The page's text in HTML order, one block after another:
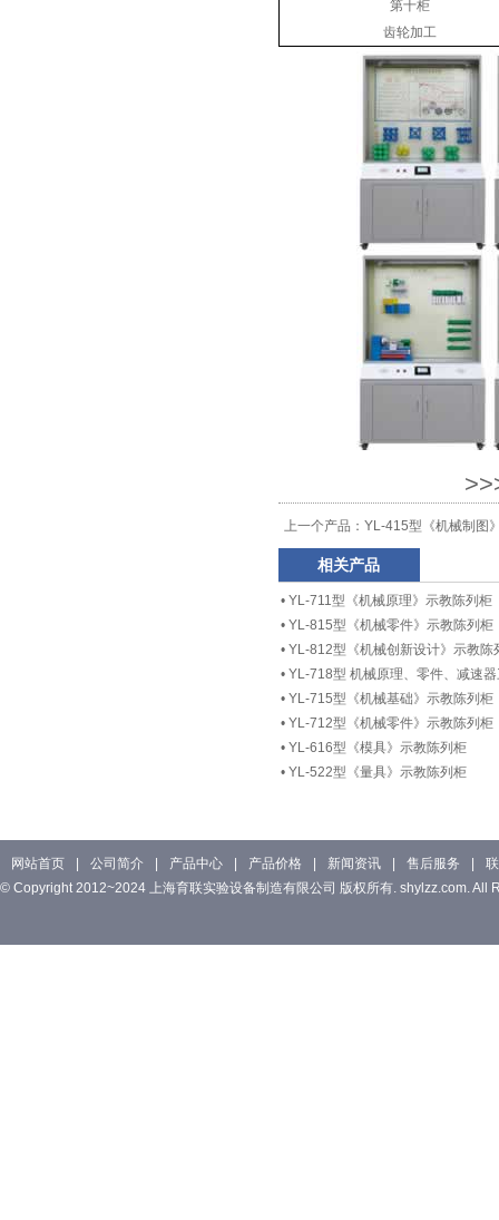
第十柜
齿轮加工
上一个产品： YL-415型《机械制图
相关产品
• YL-711型《机械原理》示教陈列柜
• YL-815型《机械零件》示教陈列柜
• YL-812型《机械创新设计》示教陈
• YL-718型 机械原理、零件、减速
• YL-715型《机械基础》示教陈列柜
• YL-712型《机械零件》示教陈列柜
• YL-616型《模具》示教陈列柜
• YL-522型《量具》示教陈列柜
网站首页 公司简介 产品中心 产品价格 新闻资讯 售后服务
© Copyright 2012~2024 上海育联实验设备制造有限公司 版权所有. shylzz.com. All